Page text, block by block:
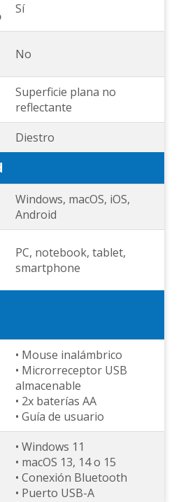
Sí
No
Superficie plana no
reflectante
Diestro
Windows, macOS, iOS,
Android
PC, notebook, tablet,
smartphone
• Mouse inalámbrico
• Microrreceptor USB
almacenable
• 2x baterías AA
• Guía de usuario
• Windows 11
• macOS 13, 14 o 15
• Conexión Bluetooth
• Puerto USB-A